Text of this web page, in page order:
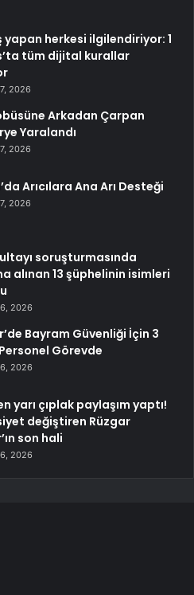
yapan herkesi ilgilendiriyor: 1
tüm dijital kurallar
2026
Arkadan Çarpan
Yaralandı
2026
Arıcılara Ana Arı Desteği
2026
soruşturmasında
alınan 13 şüphelinin isimleri
2026
Bayram Güvenliği İçin 3
Görevde
2026
yarı çıplak paylaşım yaptı!
değiştiren Rüzgar
son hali
2026